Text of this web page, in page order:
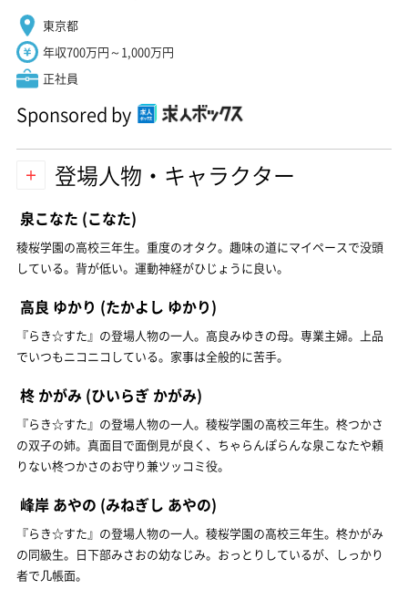
東京都
年収700万円～1,000万円
正社員
Sponsored by
登場人物・キャラクター
泉こなた (こなた)
稜桜学園の高校三年生。重度のオタク。趣味の道にマイペースで没頭
している。背が低い。運動神経がひじょうに良い。
高良 ゆかり (たかよし ゆかり)
『らき☆すた』の登場人物の一人。高良みゆきの母。専業主婦。上品
でいつもニコニコしている。家事は全般的に苦手。
柊 かがみ (ひいらぎ かがみ)
『らき☆すた』の登場人物の一人。稜桜学園の高校三年生。柊つかさ
の双子の姉。真面目で面倒見が良く、ちゃらんぽらんな泉こなたや頼
りない柊つかさのお守り兼ツッコミ役。
峰岸 あやの (みねぎし あやの)
『らき☆すた』の登場人物の一人。稜桜学園の高校三年生。柊かがみ
の同級生。日下部みさおの幼なじみ。おっとりしているが、しっかり
者で几帳面。